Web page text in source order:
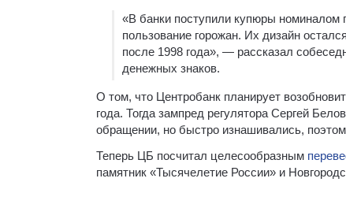
«В банки поступили купюры номиналом
пользование горожан. Их дизайн
после 1998 года», — рассказал
денежных знаков.
О том, что Центробанк планирует
года. Тогда зампред регулятора Сергей
обращении, но быстро изнашивались,
Теперь ЦБ посчитал целесообразным
памятник «Тысячелетие России» и